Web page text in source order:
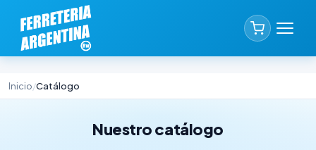
Inicio/Catálogo
Nuestro catálogo